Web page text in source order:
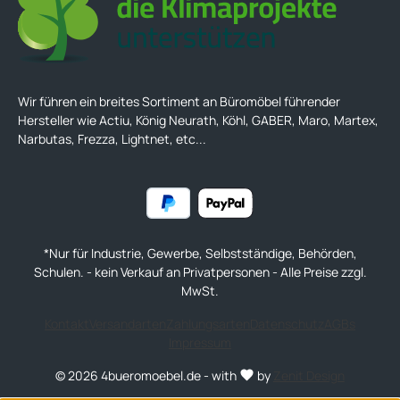
Wir führen ein breites Sortiment an Büromöbel führender
Hersteller wie Actiu, König Neurath, Köhl, GABER, Maro, Martex,
Narbutas, Frezza, Lightnet, etc...
*Nur für Industrie, Gewerbe, Selbstständige, Behörden,
Schulen. - kein Verkauf an Privatpersonen - Alle Preise zzgl.
MwSt.
© 2026 4bueromoebel.de - with by